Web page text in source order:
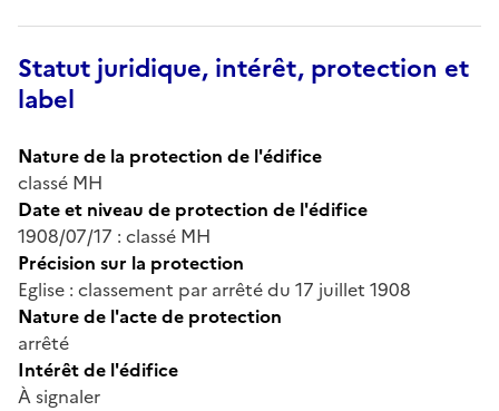
Statut juridique, intérêt, protection et
label
Nature de la protection de l'édifice
classé MH
Date et niveau de protection de l'édifice
1908/07/17 : classé MH
Précision sur la protection
Eglise : classement par arrêté du 17 juillet 1908
Nature de l'acte de protection
arrêté
Intérêt de l'édifice
À signaler